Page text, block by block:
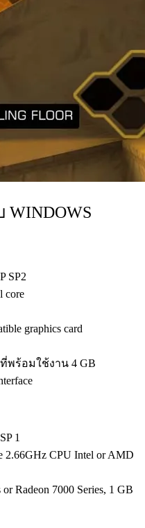
WINDOWS
SP2
core
graphics card
ร้อมใช้งาน 4 GB
1
CPU Intel or AMD
Radeon 7000 Series, 1 GB